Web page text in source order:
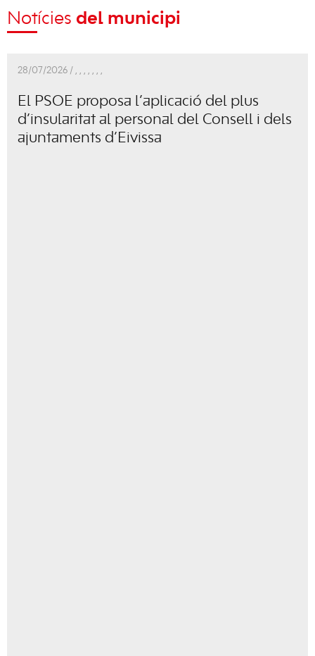
Notícies del municipi
28/07/2026 / , , , , , , ,
El PSOE proposa l’aplicació del plus
d’insularitat al personal del Consell i dels
ajuntaments d’Eivissa